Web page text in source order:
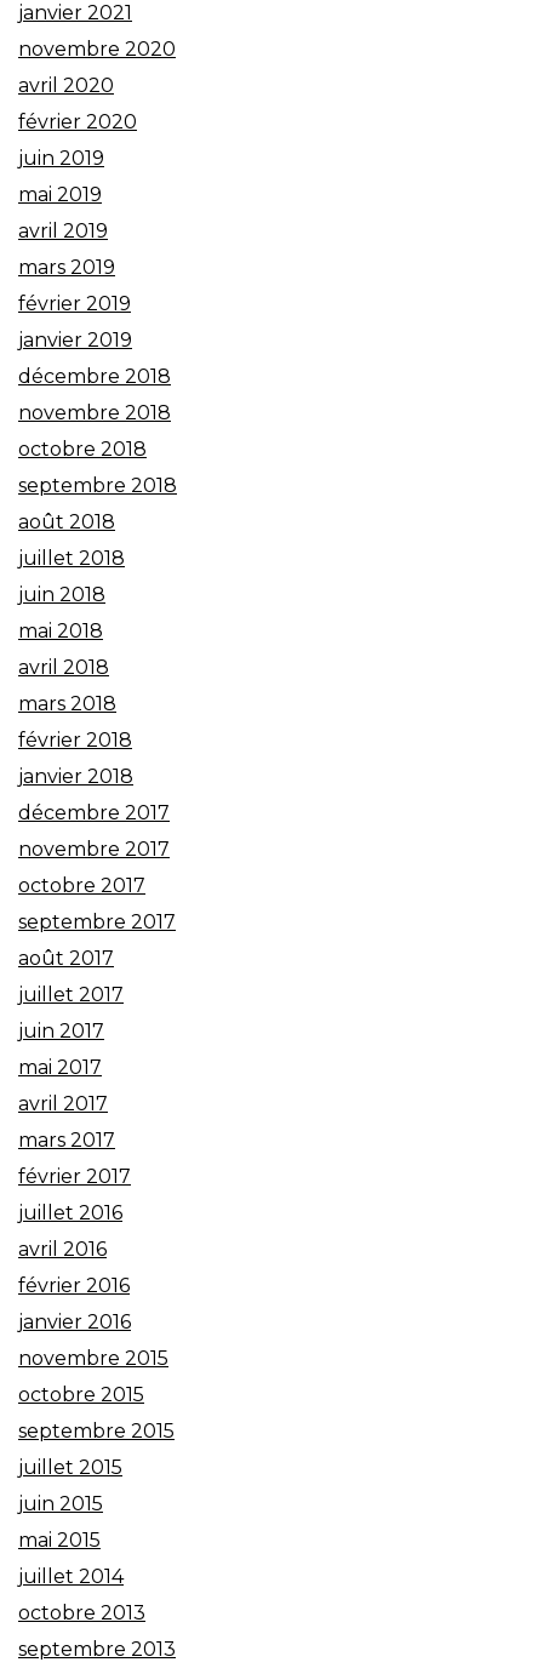
janvier 2021
novembre 2020
avril 2020
février 2020
juin 2019
mai 2019
avril 2019
mars 2019
février 2019
janvier 2019
décembre 2018
novembre 2018
octobre 2018
septembre 2018
août 2018
juillet 2018
juin 2018
mai 2018
avril 2018
mars 2018
février 2018
janvier 2018
décembre 2017
novembre 2017
octobre 2017
septembre 2017
août 2017
juillet 2017
juin 2017
mai 2017
avril 2017
mars 2017
février 2017
juillet 2016
avril 2016
février 2016
janvier 2016
novembre 2015
octobre 2015
septembre 2015
juillet 2015
juin 2015
mai 2015
juillet 2014
octobre 2013
septembre 2013